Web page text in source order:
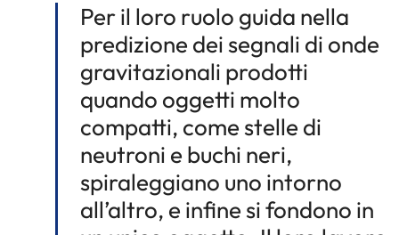
Per il loro ruolo guida nella
predizione dei segnali di onde
gravitazionali prodotti
quando oggetti molto
compatti, come stelle di
neutroni e buchi neri,
spiraleggiano uno intorno
all’altro, e infine si fondono in